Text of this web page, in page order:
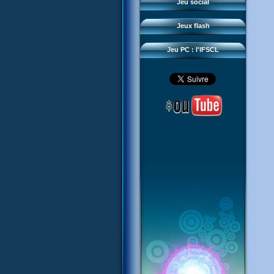
Jeu social
Jeux flash
Sector 2 Escape
Jeu PC : l'IFSCL
Téléchargements
Réseau IFSCL